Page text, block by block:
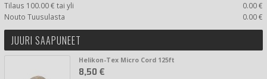
Tilaus 100.00 € tai yli
0.00 €
Nouto Tuusulasta
0.00 €
JUURI SAAPUNEET
Helikon-Tex Micro Cord 125ft
8,50 €